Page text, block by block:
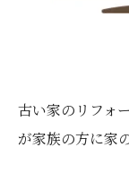
古い家のリフォ
が家族の方に家